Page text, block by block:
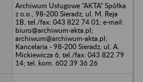
Archiwum Usługowe "AKTA" Spółka
z o.o., 98-200 Sieradz, ul. M. Reja
1B, tel./fax: 043 822 74 01; e-mail:
biuro@archiwum-akta.pl;
archiwum@archiwum-akta.pl;
Kancelaria - 98-200 Sieradz, ul. A.
Mickiewicza 6, tel./fax: 043 822 79
14; tel. kom. 602 39 36 26